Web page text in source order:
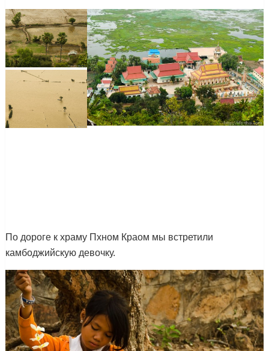
По дороге к храму Пхном Краом мы встретили
камбоджийскую девочку.